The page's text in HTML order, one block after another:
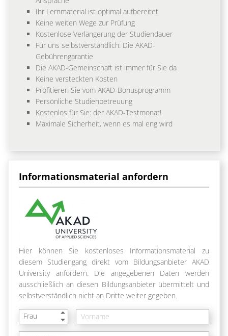
Ihr Lernmaterial ist optimal aufbereitet
Keine weiten Wege zur Prüfung
Kostenlose Verlängerung der Studiendauer
Für uns selbstverständlich: Die AKAD-
Gebührengarantie
Die AKAD-Gemeinschaft ist immer für Sie da
Keine versteckten Kosten
Profitieren Sie vom AKAD-Bonusprogramm
Persönliche Studienbetreuung
Kostenlos für Sie: der AKAD-Testmonat!
Maximale Sicherheit, wenn es mal eng wird
Informationsmaterial anfordern
Hier können Sie kostenloses Informationsmaterial zu
diesem Studiengang direkt vom Bildungsanbieter AKAD
University anfordern. Die angegebenen Daten werden
ausschließlich an diesen Bildungsanbieter übermittelt und
selbstverständlich nicht an Dritte weiter gegeben.
Frau